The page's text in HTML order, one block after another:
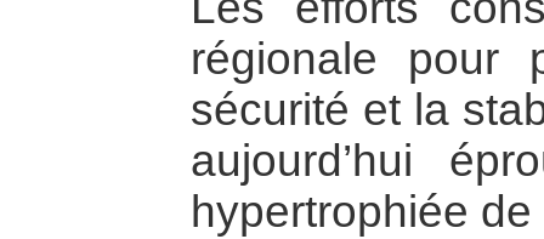
régionale pour
sécurité et la
aujourd’hui
hypertrophiée